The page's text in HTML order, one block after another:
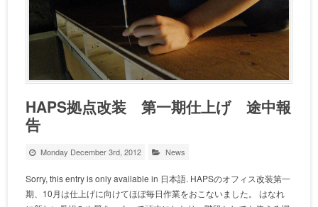
HAPS拠点改装 第一期仕上げ 途中報
告
Monday December 3rd, 2012 News
Sorry, this entry is only available in 日本語. HAPSのオフィス改装第一
期、10月は仕上げに向けてほぼ毎日作業をおこないました。 はなれ